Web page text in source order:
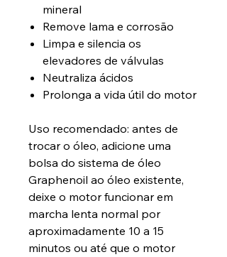
mineral
Remove lama e corrosão
Limpa e silencia os
elevadores de válvulas
Neutraliza ácidos
Prolonga a vida útil do motor
Uso recomendado: antes de
trocar o óleo, adicione uma
bolsa do sistema de óleo
Graphenoil ao óleo existente,
deixe o motor funcionar em
marcha lenta normal por
aproximadamente 10 a 15
minutos ou até que o motor